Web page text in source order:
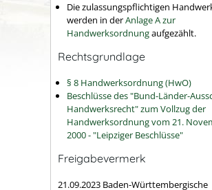
Die zulassungspflichtigen
werden in derAnlage A zur
Handwerksordnungaufgezählt.
Rechtsgrundlage
§ 8 Handwerksordnung (HwO)
Beschlüsse des "Bund-Länder-
Handwerksrecht" zum Vollzug der
Handwerksordnung vom 21.
2000 - "Leipziger Beschlüsse"
Freigabevermerk
21.09.2023 Baden-Württembergische